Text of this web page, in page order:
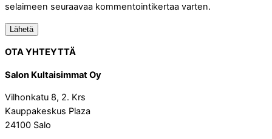
selaimeen seuraavaa kommentointikertaa varten.
OTA YHTEYTTÄ
Salon Kultaisimmat Oy
Vilhonkatu 8, 2. Krs
Kauppakeskus Plaza
24100 Salo